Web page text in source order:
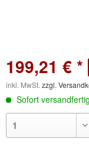
199,21 € *
inkl. MwSt. zzgl.
Sofort